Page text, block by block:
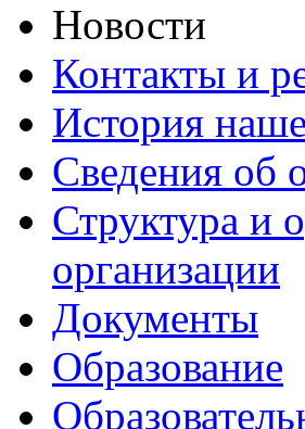
Новости
Контакты и
История
Сведения об
Структура и
организации
Документы
Образование